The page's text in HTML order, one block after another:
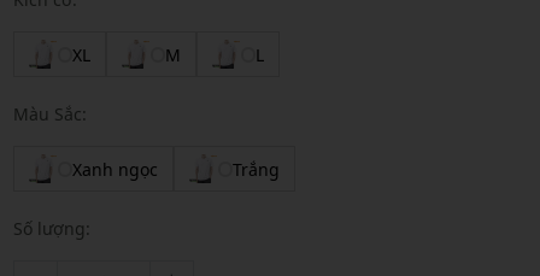
XL M L
Màu Sắc:
Xanh ngọc Trắng
Số lượng: